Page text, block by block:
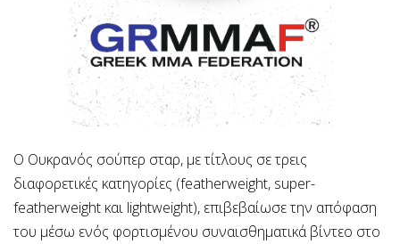
Ο Ουκρανός σούπερ σταρ, με τίτλους σε τρεις
διαφορετικές κατηγορίες (featherweight, super-
featherweight και lightweight), επιβεβαίωσε την απόφαση
του μέσω ενός φορτισμένου συναισθηματικά βίντεο στο